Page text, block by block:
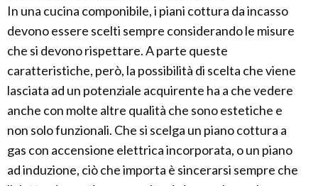
In una cucina componibile, i piani cottura da incasso
devono essere scelti sempre considerando le misure
che si devono rispettare. A parte queste
caratteristiche, però, la possibilità di scelta che viene
lasciata ad un potenziale acquirente ha a che vedere
anche con molte altre qualità che sono estetiche e
non solo funzionali. Che si scelga un piano cottura a
gas con accensione elettrica incorporata, o un piano
ad induzione, ciò che importa è sincerarsi sempre che